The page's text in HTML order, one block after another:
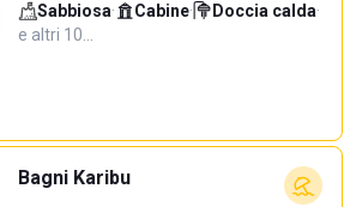
Sabbiosa· Cabine· Doccia calda·
e altri 10…
Bagni Karibu